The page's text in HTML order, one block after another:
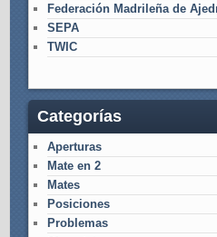
Federación Madrileña de
SEPA
TWIC
Categorías
Aperturas
Mate en 2
Mates
Posiciones
Problemas